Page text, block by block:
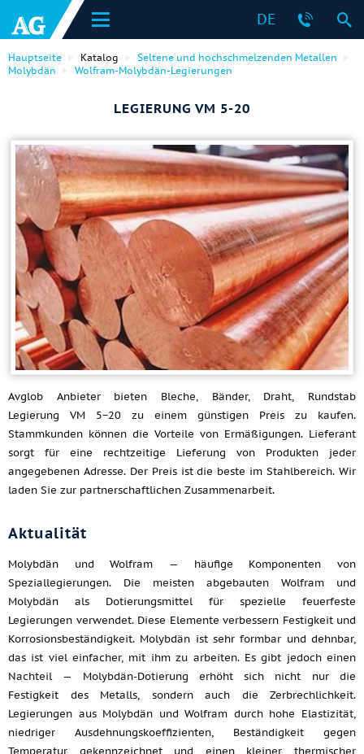
DE
Hauptseite Katalog
Seltene und hochschmelzenden Metallen
Molybdän
Wolfram-Molybdän-Legierungen
LEGIERUNG VM 5-20
Avglob Anbieter bieten Bleche, Bänder, Draht, Rundstab
Legierung VM 5−20 zu einem günstigen Preis zu kaufen.
Stammkunden können die Vorteile von Ermäßigungen. Lieferant
sorgt für eine rechtzeitige Lieferung von Produkten jeder
angegebenen Adresse. Der Preis ist die beste im Stahlbereich. Wir
laden Sie zur partnerschaftlichen Zusammenarbeit.
Aktualität
Molybdän und Wolfram — häufige Komponenten von
Speziallegierungen. Die meisten abgebauten Wolfram und
Molybdän als Dotierungsmittel für spezielle feuerfeste
Legierungen verwendet. Diese Elemente verbessern Festigkeit und
Korrosionsbeständigkeit. Molybdän ist sehr formbar und dehnbar,
das ist viel einfacher, mit ihm zu arbeiten. Es gibt jedoch einen
Nachteil — Molybdän-Dotierung erhöht sich nicht nur die
Festigkeit des Metalls, sondern auch die Zerbrechlichkeit.
Legierungen aus Molybdän und Wolfram durch hohe Elastizität,
niedriger Ausdehnungskoeffizienten, Beständigkeit gegen
Temperatur gekennzeichnet und einen kleiner thermischer